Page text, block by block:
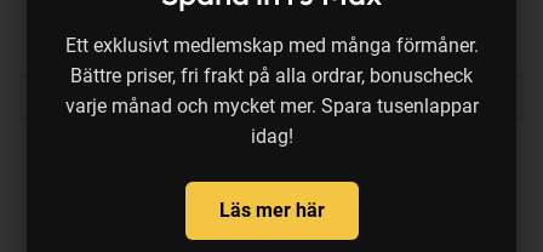
Ett exklusivt medlemskap med många förmåner.
Bättre priser, fri frakt på alla ordrar, bonuscheck
varje månad och mycket mer. Spara tusenlappar
idag!
Läs mer här
Produkten köps ofta ihop med: